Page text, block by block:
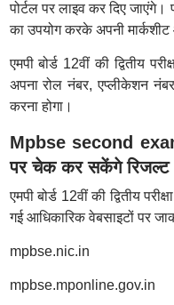
पोर्टल पर लाइव कर दिए
का उपयोग करके अपनी
एमपी बोर्ड 12वीं की द्वितीय
अपना रोल नंबर, एप्लीकेशन नंबर
करना होगा।
Mpbse second
पर चेक कर सकेंगे रिजल्ट
एमपी बोर्ड 12वीं की द्वितीय
गई आधिकारिक वेबसाइटों पर
mpbse.nic.in
mpbse.mponline.gov.in